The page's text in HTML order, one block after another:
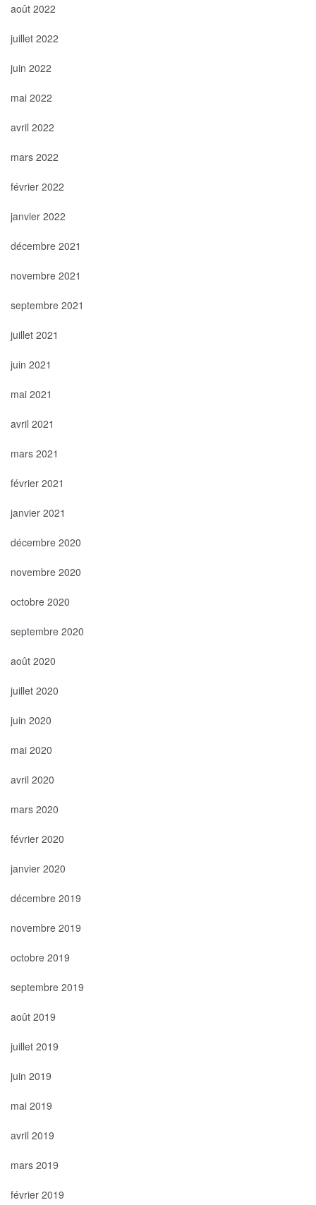
août 2022
juillet 2022
juin 2022
mai 2022
avril 2022
mars 2022
février 2022
janvier 2022
décembre 2021
novembre 2021
septembre 2021
juillet 2021
juin 2021
mai 2021
avril 2021
mars 2021
février 2021
janvier 2021
décembre 2020
novembre 2020
octobre 2020
septembre 2020
août 2020
juillet 2020
juin 2020
mai 2020
avril 2020
mars 2020
février 2020
janvier 2020
décembre 2019
novembre 2019
octobre 2019
septembre 2019
août 2019
juillet 2019
juin 2019
mai 2019
avril 2019
mars 2019
février 2019